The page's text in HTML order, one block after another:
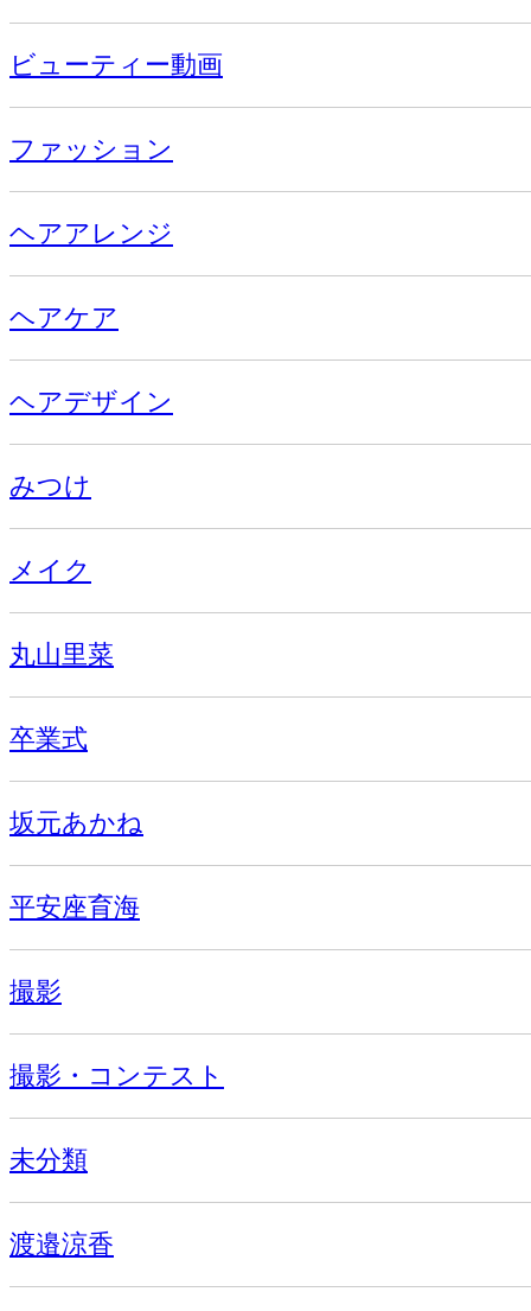
ビューティー動画
ファッション
ヘアアレンジ
ヘアケア
ヘアデザイン
みつけ
メイク
丸山里菜
卒業式
坂元あかね
平安座育海
撮影
撮影・コンテスト
未分類
渡邉涼香